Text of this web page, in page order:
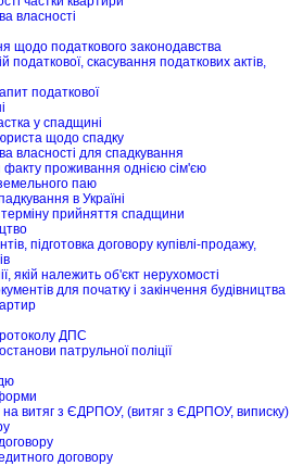
власності
щодо податкового законодавства
податкової, скасування податкових актів,
податкової
у спадщині
щодо спадку
власності для спадкування
факту проживання однією сім'єю
паю
в Україні
прийняття спадщини
підготовка договору купівлі-продажу,
якій належить об'єкт нерухомості
для початку і закінчення будівництва
ДПС
патрульної поліції
на витяг з ЄДРПОУ, (витяг з ЄДРПОУ, виписку)
договору